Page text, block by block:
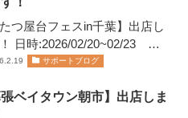
たつ屋台フェスin千葉】出店し
23
日にちにより営業…
サポートブログ
張ベイタウン朝市】出店しま